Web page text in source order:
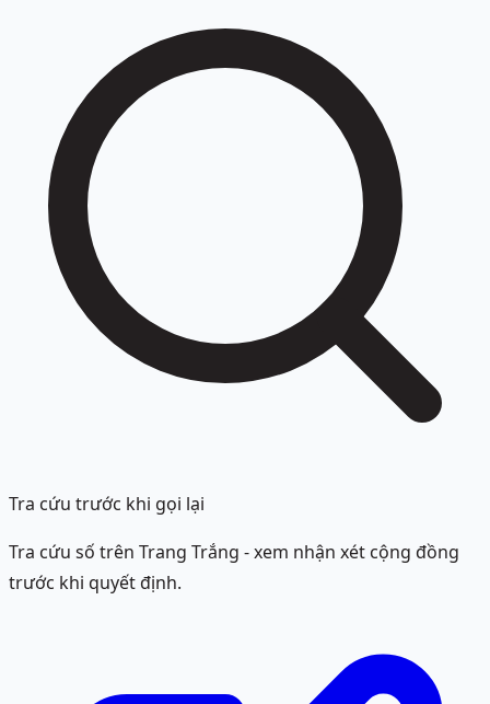
Tra cứu trước khi gọi lại
Tra cứu số trên Trang Trắng - xem nhận xét cộng đồng
trước khi quyết định.